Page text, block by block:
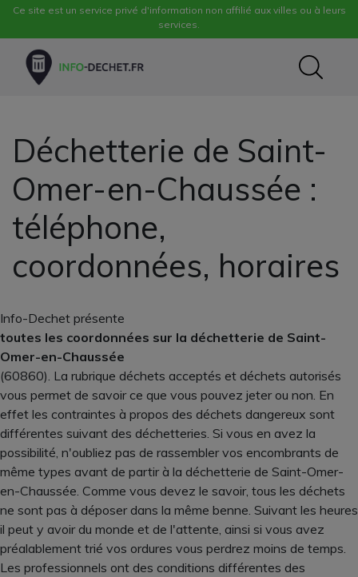
Ce site est un service privé d'information non affilié aux villes ou à leurs
services.
Déchetterie de Saint-
Omer-en-Chaussée :
téléphone,
coordonnées, horaires
Info-Dechet présente
toutes les coordonnées sur la déchetterie de Saint-
Omer-en-Chaussée
(60860). La rubrique déchets acceptés et déchets autorisés
vous permet de savoir ce que vous pouvez jeter ou non. En
effet les contraintes à propos des déchets dangereux sont
différentes suivant des déchetteries. Si vous en avez la
possibilité, n'oubliez pas de rassembler vos encombrants de
même types avant de partir à la déchetterie de Saint-Omer-
en-Chaussée. Comme vous devez le savoir, tous les déchets
ne sont pas à déposer dans la même benne. Suivant les heures
il peut y avoir du monde et de l'attente, ainsi si vous avez
préalablement trié vos ordures vous perdrez moins de temps.
Les professionnels ont des conditions différentes des